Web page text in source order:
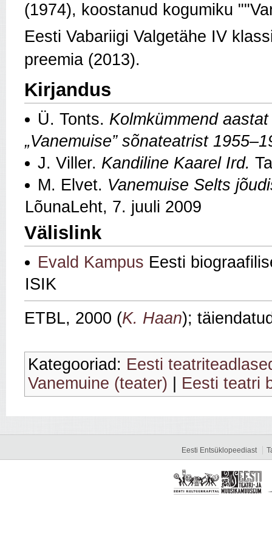
(1974), koostanud kogumiku
Eesti Vabariigi Valgetähe IV
preemia (2013).
Kirjandus
Ü. Tonts. Kolmkümmend
„Vanemuise” sõnateatrist
J. Viller. Kandiline Kaarel Ird.
M. Elvet. Vanemuise Selts
LõunaLeht, 7. juuli 2009
Välislink
Evald Kampus Eesti
ISIK
ETBL, 2000 (K. Haan);
Kategooriad: Eesti
Vanemuine (teater)
Eesti teatri
Eesti Entsüklopeediast